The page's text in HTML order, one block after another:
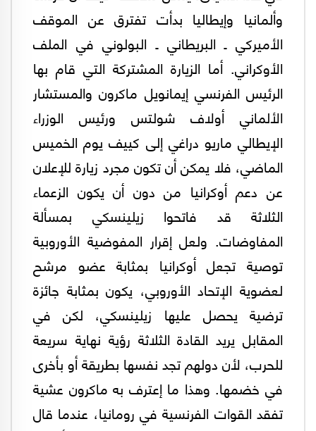
وألمانيا وإيطاليا بدأت تفترق عن الموقف
الأميركي ـ البريطاني ـ البولوني في الملف
الأوكراني. أما الزيارة المشتركة التي قام بها
الرئيس الفرنسي إيمانويل ماكرون والمستشار
الألماني أولاف شولتس ورئيس الوزراء
الإيطالي ماريو دراغي إلى كييف يوم الخميس
الماضي، فلا يمكن أن تكون مجرد زيارة للإعلان
عن دعم أوكرانيا من دون أن يكون الزعماء
الثلاثة قد فاتحوا زيلينسكي بمسألة
المفاوضات. ولعل إقرار المفوضية الأوروبية
توصية تجعل أوكرانيا بمثابة عضو مرشح
لعضوية الإتحاد الأوروبي، يكون بمثابة جائزة
ترضية يحصل عليها زيلينسكي، لكن في
المقابل يريد القادة الثلاثة رؤية نهاية سريعة
للحرب، لأن دولهم تجد نفسها بطريقة أو بأخرى
في خضمها. وهذا ما إعترف به ماكرون عشية
تفقد القوات الفرنسية في رومانيا، عندما قال